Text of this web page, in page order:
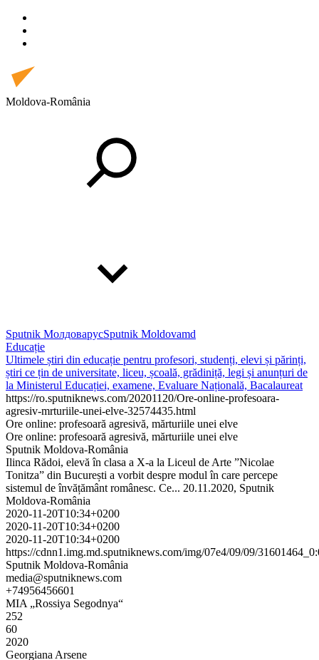
Moldova-România
Sputnik МолдоварусSputnik Moldovamd
Educație
Ultimele știri din educație pentru profesori, studenți, elevi și părinți,
știri ce țin de universitate, liceu, școală, grădiniță, legi și anunțuri de
la Ministerul Educației, examene, Evaluare Națională, Bacalaureat
https://ro.sputniknews.com/20201120/Ore-online-profesoara-
agresiv-mrturiile-unei-elve-32574435.html
Ore online: profesoară agresivă, mărturiile unei elve
Ore online: profesoară agresivă, mărturiile unei elve
Sputnik Moldova-România
Ilinca Rădoi, elevă în clasa a X-a la Liceul de Arte ”Nicolae
Tonitza” din București a vorbit despre modul în care percepe
sistemul de învățământ românesc. Ce... 20.11.2020, Sputnik
Moldova-România
2020-11-20T10:34+0200
2020-11-20T10:34+0200
2020-11-20T10:34+0200
https://cdnn1.img.md.sputniknews.com/img/07e4/09/09/
Sputnik Moldova-România
media@sputniknews.com
+74956456601
MIA „Rossiya Segodnya“
252
60
2020
Georgiana Arsene